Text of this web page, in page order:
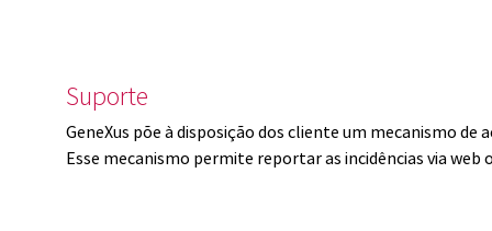
Suporte
GeneXus põe à disposição dos cliente um mecanismo de
Esse mecanismo permite reportar as incidências via